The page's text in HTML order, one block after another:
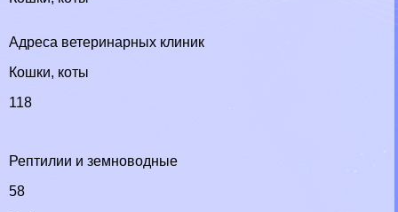
Адреса ветеринарных клиник
Кошки, коты
118
Рептилии и земноводные
58